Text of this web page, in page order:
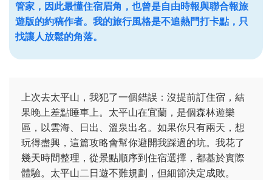
管家，因此最懂住宿眉角，也曾是自由時報與聯合報旅
遊版的約稿作者。我的旅行風格是不追熱門打卡點，只
找讓人放鬆的角落。
上次去太平山，我犯了一個錯誤：沒提前訂住宿，結
果晚上差點睡車上。太平山在宜蘭，是個森林遊樂
區，以雲海、日出、溫泉出名。如果你只有兩天，想
玩得盡興，這篇攻略會幫你避開我踩過的坑。我花了
幾天時間整理，從景點順序到住宿選擇，都基於實際
體驗。太平山二日遊不難規劃，但細節決定成敗。